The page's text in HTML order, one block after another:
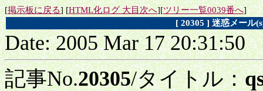
[掲示板に戻る] [HTML化ログ 大目次へ][ツリー一覧0039番へ]
[ 20305 ] 迷惑メール
Date: 2005 Mar 17 20:31:50
記事No.20305/タイトル：